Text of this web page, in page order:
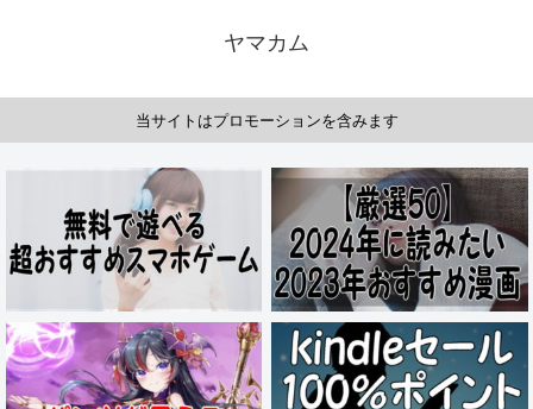
ヤマカム
当サイトはプロモーションを含みます